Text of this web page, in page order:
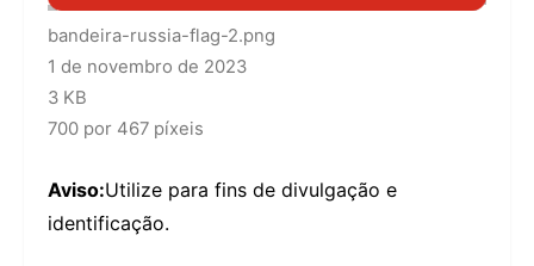
bandeira-russia-flag-2.png
1 de novembro de 2023
3 KB
700 por 467 píxeis
Aviso:Utilize para fins de divulgação e
identificação.